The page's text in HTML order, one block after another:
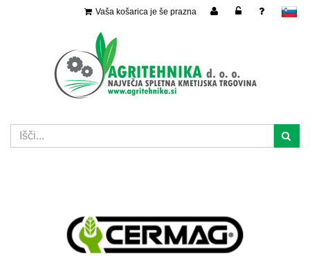
slovensko
Vaša košarica je še prazna